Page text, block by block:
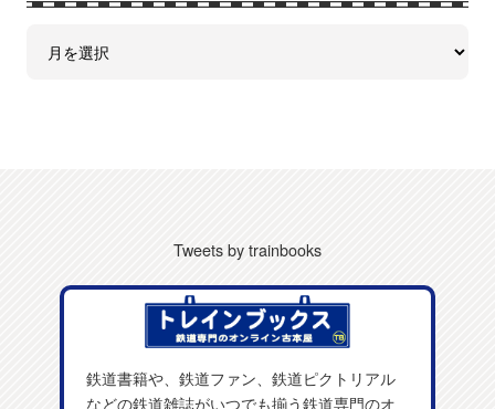
Tweets by trainbooks
鉄道書籍や、鉄道ファン、鉄道ピクトリアル
などの鉄道雑誌がいつでも揃う鉄道専門のオ